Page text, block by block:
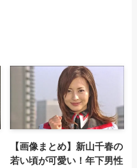
【画像まとめ】新山千春の
若い頃が可愛い！年下男性